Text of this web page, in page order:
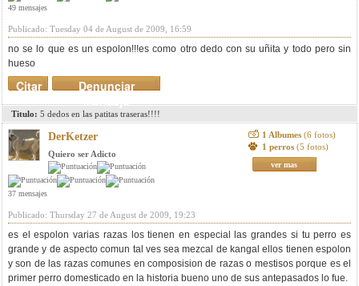
49 mensajes
Publicado: Tuesday 04 de August de 2009, 16:59
no se lo que es un espolon!!!es como otro dedo con su uñita y todo pero sin
hueso
Denunciar
mensaje
Citar
Titulo: 5 dedos en las patitas traseras!!!!
DerKetzer
Quiero ser Adicto
37 mensajes
1 Albumes (6 fotos)
1 perros (5 fotos)
ver mas
Publicado: Thursday 27 de August de 2009, 19:23
es el espolon varias razas los tienen en especial las grandes si tu perro es
grande y de aspecto comun tal ves sea mezcal de kangal ellos tienen espolon
y son de las razas comunes en composision de razas o mestisos porque es el
primer perro domesticado en la historia bueno uno de sus antepasados lo fue.